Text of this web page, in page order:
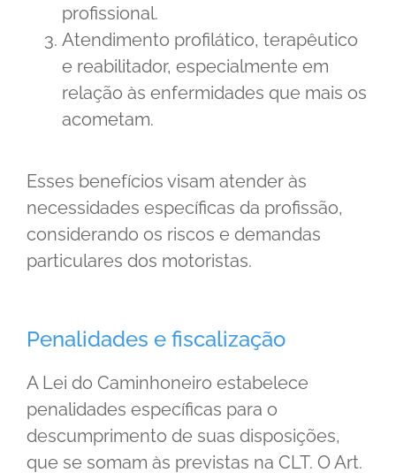
profissional.
Atendimento profilático, terapêutico
e reabilitador, especialmente em
relação às enfermidades que mais os
acometam.
Esses benefícios visam atender às
necessidades específicas da profissão,
considerando os riscos e demandas
particulares dos motoristas.
Penalidades e fiscalização
A Lei do Caminhoneiro estabelece
penalidades específicas para o
descumprimento de suas disposições,
que se somam às previstas na CLT. O Art.